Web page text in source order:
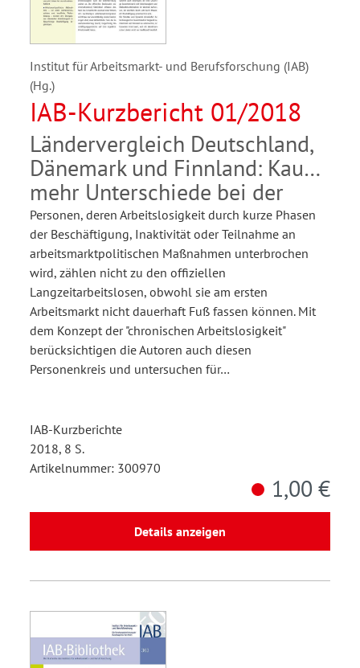
Institut für Arbeitsmarkt- und Berufsforschung (IAB)
(Hg.)
IAB-Kurzbericht 01/2018
Ländervergleich Deutschland,
Dänemark und Finnland: Kaum
mehr Unterschiede bei der
Personen, deren Arbeitslosigkeit durch kurze Phasen
der Beschäftigung, Inaktivität oder Teilnahme an
arbeitsmarktpolitischen Maßnahmen unterbrochen
wird, zählen nicht zu den offiziellen
Langzeitarbeitslosen, obwohl sie am ersten
Arbeitsmarkt nicht dauerhaft Fuß fassen können. Mit
dem Konzept der "chronischen Arbeitslosigkeit"
berücksichtigen die Autoren auch diesen
Personenkreis und untersuchen für…
IAB-Kurzberichte
2018, 8 S.
Artikelnummer: 300970
1,00 €
Details anzeigen